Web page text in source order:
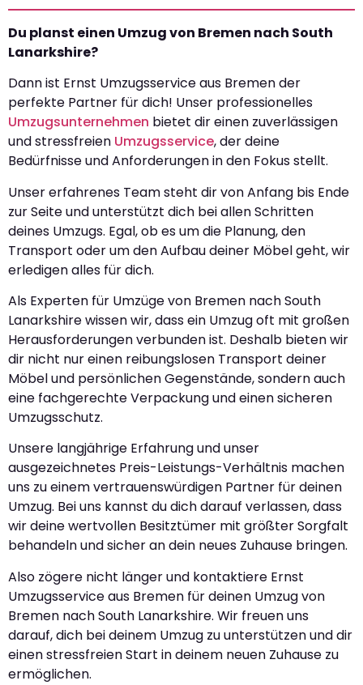
Du planst einen Umzug von Bremen nach South
Lanarkshire?
Dann ist Ernst Umzugsservice aus Bremen der
perfekte Partner für dich! Unser professionelles
Umzugsunternehmen bietet dir einen zuverlässigen
und stressfreien Umzugsservice, der deine
Bedürfnisse und Anforderungen in den Fokus stellt.
Unser erfahrenes Team steht dir von Anfang bis Ende
zur Seite und unterstützt dich bei allen Schritten
deines Umzugs. Egal, ob es um die Planung, den
Transport oder um den Aufbau deiner Möbel geht, wir
erledigen alles für dich.
Als Experten für Umzüge von Bremen nach South
Lanarkshire wissen wir, dass ein Umzug oft mit großen
Herausforderungen verbunden ist. Deshalb bieten wir
dir nicht nur einen reibungslosen Transport deiner
Möbel und persönlichen Gegenstände, sondern auch
eine fachgerechte Verpackung und einen sicheren
Umzugsschutz.
Unsere langjährige Erfahrung und unser
ausgezeichnetes Preis-Leistungs-Verhältnis machen
uns zu einem vertrauenswürdigen Partner für deinen
Umzug. Bei uns kannst du dich darauf verlassen, dass
wir deine wertvollen Besitztümer mit größter Sorgfalt
behandeln und sicher an dein neues Zuhause bringen.
Also zögere nicht länger und kontaktiere Ernst
Umzugsservice aus Bremen für deinen Umzug von
Bremen nach South Lanarkshire. Wir freuen uns
darauf, dich bei deinem Umzug zu unterstützen und dir
einen stressfreien Start in deinem neuen Zuhause zu
ermöglichen.